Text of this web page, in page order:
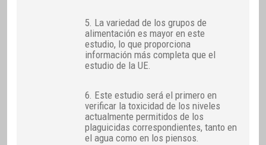
5. La variedad de los grupos de
alimentación es mayor en este
estudio, lo que proporciona
información más completa que el
estudio de la UE.
6. Este estudio será el primero en
verificar la toxicidad de los niveles
actualmente permitidos de los
plaguicidas correspondientes, tanto en
el agua como en los piensos.